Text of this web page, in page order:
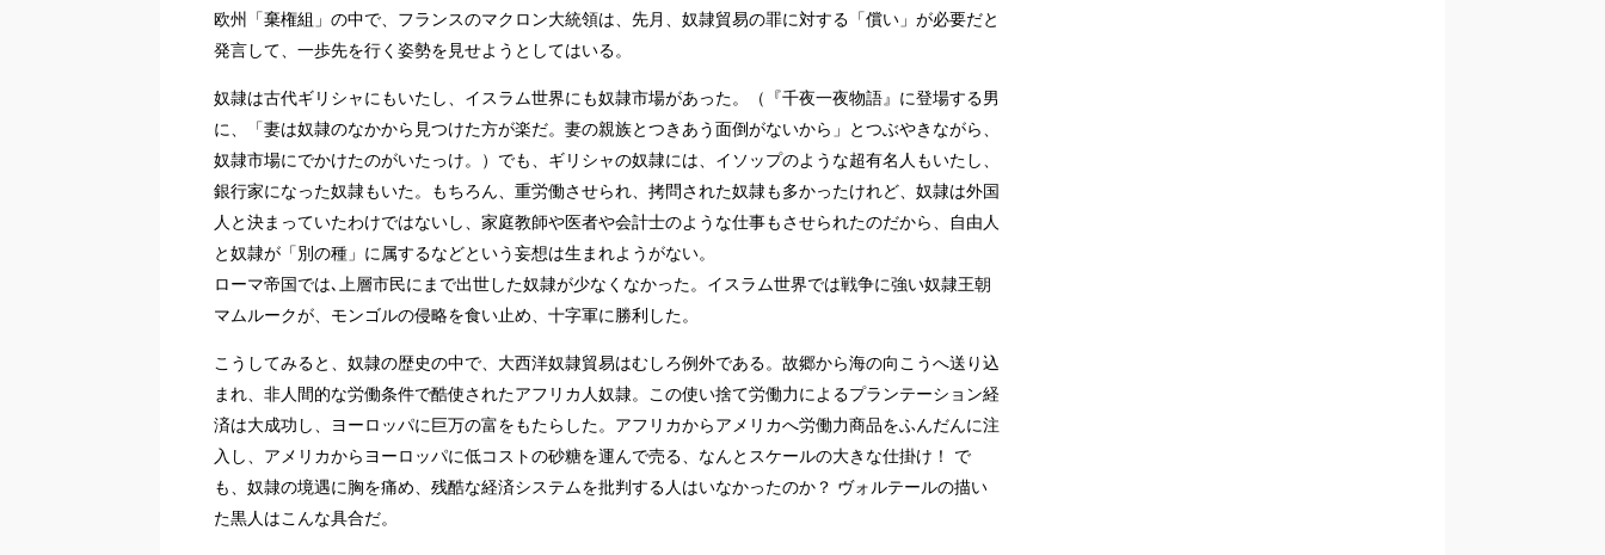
欧州「棄権組」の中で、フランスのマクロン大統領は、先月、奴隷貿易の罪に対する「償い」が必要だと
発言して、一歩先を行く姿勢を見せようとしてはいる。
奴隷は古代ギリシャにもいたし、イスラム世界にも奴隷市場があった。（『千夜一夜物語』に登場する男
に、「妻は奴隷のなかから見つけた方が楽だ。妻の親族とつきあう面倒がないから」とつぶやきながら、
奴隷市場にでかけたのがいたっけ。）でも、ギリシャの奴隷には、イソップのような超有名人もいたし、
銀行家になった奴隷もいた。もちろん、重労働させられ、拷問された奴隷も多かったけれど、奴隷は外国
人と決まっていたわけではないし、家庭教師や医者や会計士のような仕事もさせられたのだから、自由人
と奴隷が「別の種」に属するなどという妄想は生まれようがない。
ローマ帝国では､上層市民にまで出世した奴隷が少なくなかった。イスラム世界では戦争に強い奴隷王朝
マムルークが、モンゴルの侵略を食い止め、十字軍に勝利した。
こうしてみると、奴隷の歴史の中で、大西洋奴隷貿易はむしろ例外である。故郷から海の向こうへ送り込
まれ、非人間的な労働条件で酷使されたアフリカ人奴隷。この使い捨て労働力によるプランテーション経
済は大成功し、ヨーロッパに巨万の富をもたらした。アフリカからアメリカへ労働力商品をふんだんに注
入し、アメリカからヨーロッパに低コストの砂糖を運んで売る、なんとスケールの大きな仕掛け！ で
も、奴隷の境遇に胸を痛め、残酷な経済システムを批判する人はいなかったのか？ ヴォルテールの描い
た黒人はこんな具合だ。